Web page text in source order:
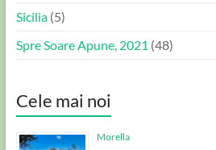
Sicilia(5)
Spre Soare Apune, 2021 (48)
Cele mai noi
Morella